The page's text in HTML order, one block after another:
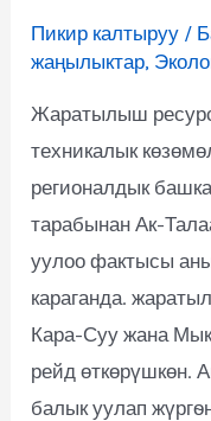
Пикир калтыруу /
жаңылыктар,
Жаратылыш
техникалык
регионалдык
тарабынан Ак-
уулоо фактысы
караганда.
Кара-Суу жана
рейд өткөрүшкөн.
балык уулап